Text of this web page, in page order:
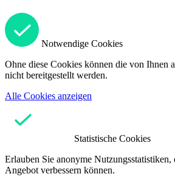
Notwendige Cookies
Ohne diese Cookies können die von Ihnen
nicht bereitgestellt werden.
Alle Cookies anzeigen
Statistische Cookies
Erlauben Sie anonyme
Angebot verbessern können.